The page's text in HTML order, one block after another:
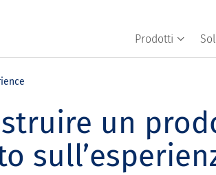
Prodotti
un